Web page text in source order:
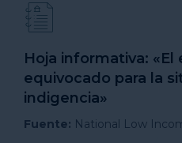
Hoja informativa: «El
equivocado para la
indigencia»
Fuente: National Low